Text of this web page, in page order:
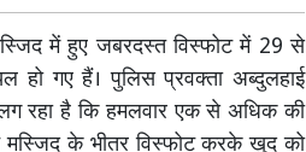
में हुए जबरदस्त विस्फोट में 29 से
गए हैं। पुलिस प्रवक्ता अब्दुलहाई
रहा है कि हमलवार एक से अधिक की
मस्जिद के भीतर विस्फोट करके खुद को